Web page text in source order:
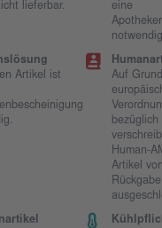
lieferbar.
eine
Artikel ist
Auf
bezüglich
Human-
Artikel
Rückgabe